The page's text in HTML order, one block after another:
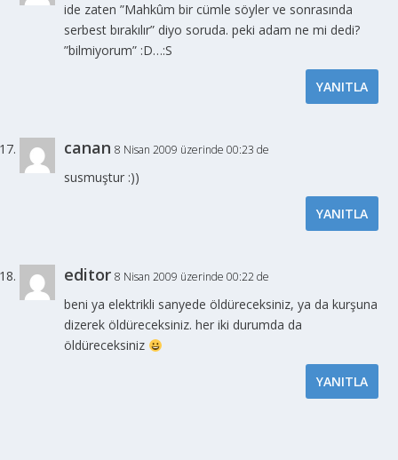
ide zaten ”Mahkûm bir cümle söyler ve sonrasında
serbest bırakılır” diyo soruda. peki adam ne mi dedi?
”bilmiyorum” :D…:S
YANITLA
canan 8 Nisan 2009 üzerinde 00:23 de
susmuştur :))
YANITLA
editor 8 Nisan 2009 üzerinde 00:22 de
beni ya elektrikli sanyede öldüreceksiniz, ya da kurşuna
dizerek öldüreceksiniz. her iki durumda da
öldüreceksiniz
YANITLA